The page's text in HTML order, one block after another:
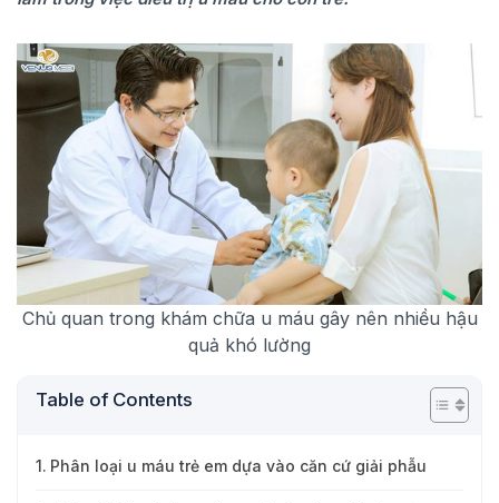
Chủ quan trong khám chữa u máu gây nên nhiều hậu
quả khó lường
Table of Contents
Phân loại u máu trẻ em dựa vào căn cứ giải phẫu